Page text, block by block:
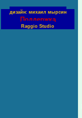
дизайн: михаил мырсин
Поддержка
Raggio Studio